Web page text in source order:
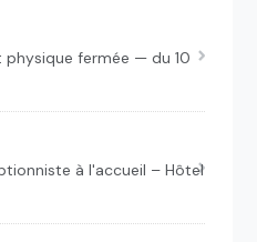
fermée — du 10
à l'accueil – Hôtel